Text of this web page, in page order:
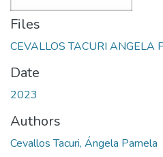
Files
CEVALLOS TACURI ANGELA
Date
2023
Authors
Cevallos Tacuri, Ángela Pamela